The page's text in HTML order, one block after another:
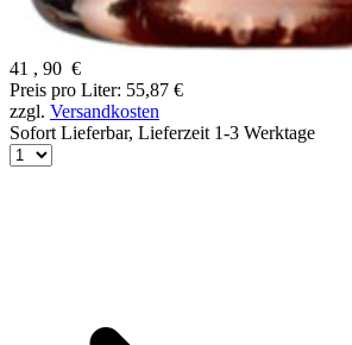
41 , 90 €
Preis pro Liter: 55,87 €
zzgl. Versandkosten
Sofort Lieferbar, Lieferzeit 1-3 Werktage